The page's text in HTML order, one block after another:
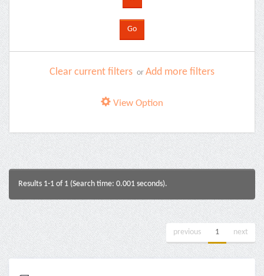
Clear current filters or Add more filters
View Option
Results 1-1 of 1 (Search time: 0.001 seconds).
previous 1 next